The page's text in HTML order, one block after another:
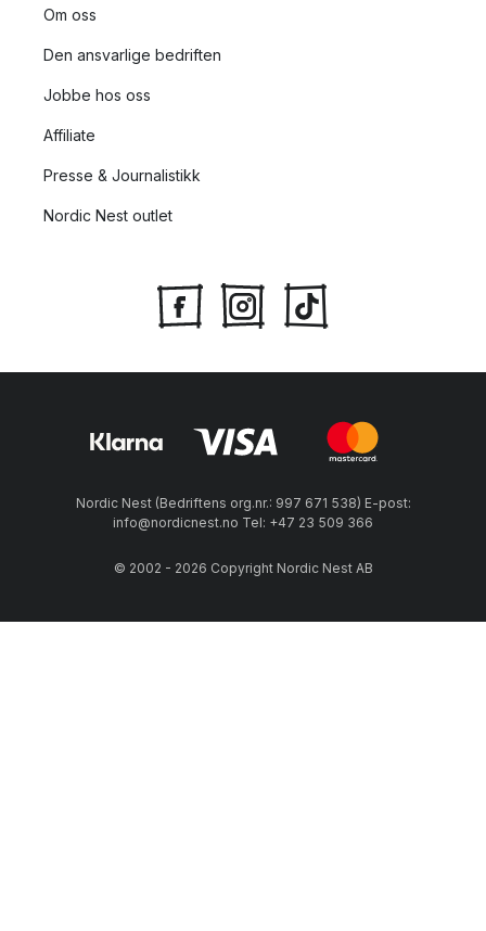
Om oss
Den ansvarlige bedriften
Jobbe hos oss
Affiliate
Presse & Journalistikk
Nordic Nest outlet
Nordic Nest (Bedriftens org.nr.: 997 671 538) E-post:
info@nordicnest.no Tel: +47 23 509 366
© 2002 - 2026 Copyright Nordic Nest AB